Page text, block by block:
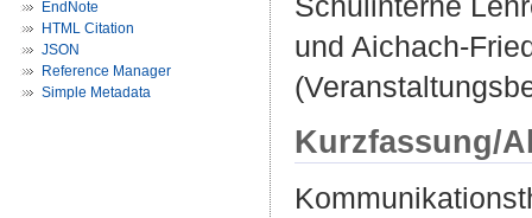
EndNote
HTML Citation
JSON
Reference Manager
Simple Metadata
und Aichach-
Kurzfassung/